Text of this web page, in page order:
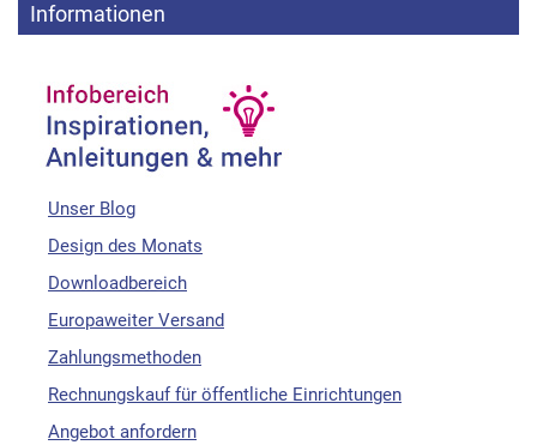
Informationen
Unser Blog
Design des Monats
Downloadbereich
Europaweiter Versand
Zahlungsmethoden
Rechnungskauf für öffentliche Einrichtungen
Angebot anfordern